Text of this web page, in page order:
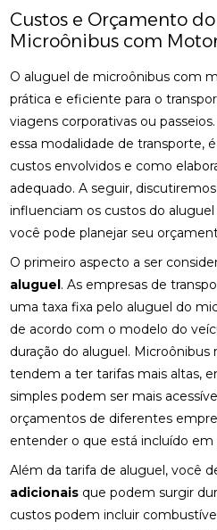
Custos e Orçamento
Microônibus com
O aluguel de microônibus com
prática e eficiente para o
viagens corporativas ou
essa modalidade de transporte,
custos envolvidos e como
adequado. A seguir,
influenciam os custos do
você pode planejar seu
O primeiro aspecto a ser
aluguel. As empresas de
uma taxa fixa pelo aluguel do
de acordo com o modelo do
duração do aluguel. Microônibus
tendem a ter tarifas mais altas,
simples podem ser mais
orçamentos de diferentes
entender o que está incluído em
Além da tarifa de aluguel, você
adicionais que podem surgir
custos podem incluir